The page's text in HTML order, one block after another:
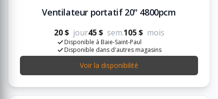
Ventilateur portatif 20" 4800pcm
20 $ jour45 $ sem.105 $ mois
Disponible à Baie-Saint-Paul
Disponible dans d'autres magasins
Voir la disponibilité